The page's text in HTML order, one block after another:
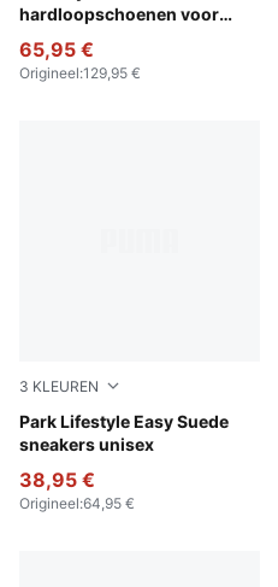
hardloopschoenen voor
65,95 €
Origineel:129,95 €
3 KLEUREN
Park Lifestyle Easy Suede
sneakers unisex
Warm White-PUMA Black
38,95 €
Origineel:64,95 €